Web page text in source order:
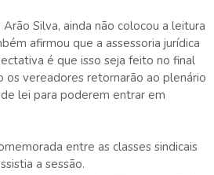
Silva, ainda não colocou a leitura
afirmou que a assessoria jurídica
é que isso seja feito no final
os vereadores retornarão ao plenário
lei para poderem entrar em
entre as classes sindicais
a sessão.